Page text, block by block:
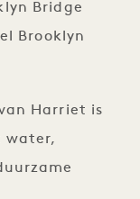
Bridge
Brooklyn
Harriet is
water,